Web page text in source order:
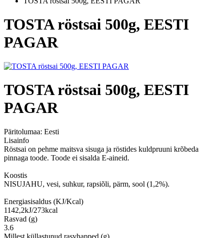
TOSTA röstsai 500g, EESTI
PAGAR
TOSTA röstsai 500g, EESTI
PAGAR
Päritolumaa: Eesti
Lisainfo
Röstsai on pehme maitsva sisuga ja röstides kuldpruuni krõbeda
pinnaga toode. Toode ei sisalda E-aineid.
Koostis
NISUJAHU, vesi, suhkur, rapsiõli, pärm, sool (1,2%).
Energiasisaldus (KJ/Kcal)
1142,2kJ/273kcal
Rasvad (g)
3.6
Millest küllastunud rasvhapped (g)